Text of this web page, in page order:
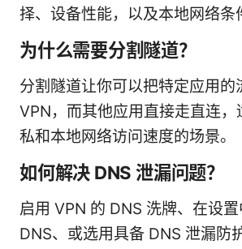
择、设备性能，以及本地网络条
为什么需要分割隧道？
分割隧道让你可以把特定应用的
VPN，而其他应用直接走直连，
私和本地网络访问速度的场景。
如何解决 DNS 泄漏问题？
启用 VPN 的 DNS 洗牌、在设
DNS、或选用具备 DNS 泄漏防